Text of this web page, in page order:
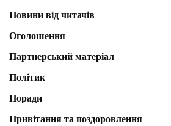
Новини від читачів
Оголошення
Партнерський матеріал
Політик
Поради
Привітання та поздоровлення